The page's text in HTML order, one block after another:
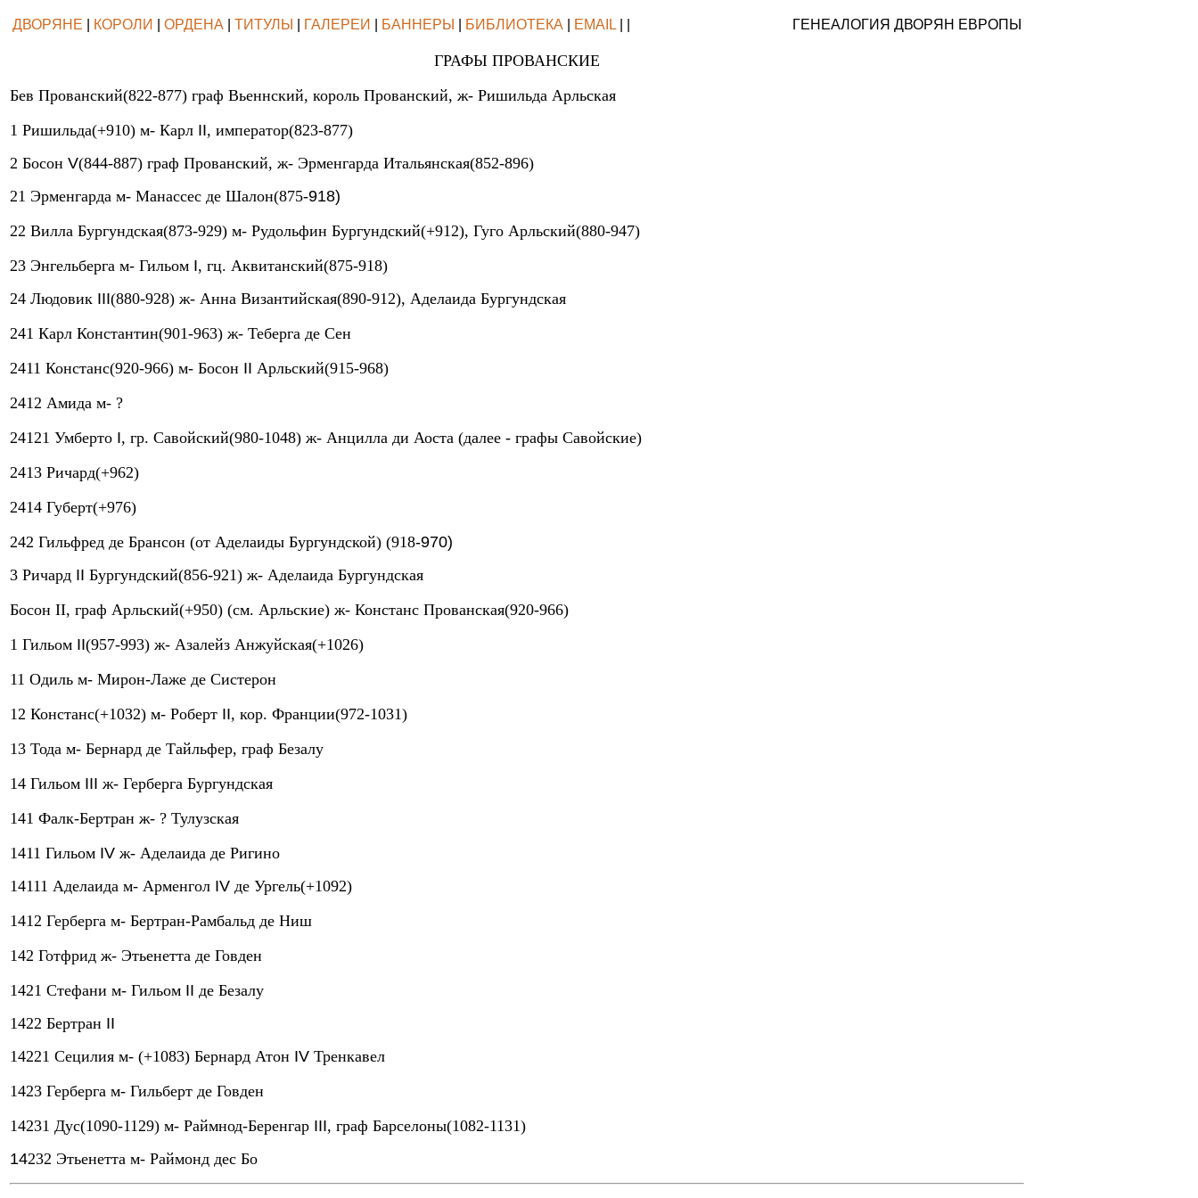
ДВОРЯНЕ КОРОЛИ ОРДЕНА ТИТУЛЫ ГАЛЕРЕИ БАННЕРЫ БИБЛИОТЕКА EMAIL ГЕНЕАЛОГИЯ ДВОРЯН ЕВРОПЫ
ГРАФЫ ПРОВАНСКИЕ
Бев Прованский(822-877) граф Вьеннский, король Прованский, ж- Ришильда Арльская
1 Ришильда(+910) м- Карл II, император(823-877)
2 Босон V(844-887) граф Прованский, ж- Эрменгарда Итальянская(852-896)
21 Эрменгарда м- Манассес де Шалон(875-918)
22 Вилла Бургундская(873-929) м- Рудольфин Бургундский(+912), Гуго Арльский(880-947)
23 Энгельберга м- Гильом I, гц. Аквитанский(875-918)
24 Людовик III(880-928) ж- Анна Византийская(890-912), Аделаида Бургундская
241 Карл Константин(901-963) ж- Теберга де Сен
2411 Констанс(920-966) м- Босон II Арльский(915-968)
2412 Амида м- ?
24121 Умберто I, гр. Савойский(980-1048) ж- Анцилла ди Аоста (далее - графы Савойские)
2413 Ричард(+962)
2414 Губерт(+976)
242 Гильфред де Брансон (от Аделаиды Бургундской) (918-970)
3 Ричард II Бургундский(856-921) ж- Аделаида Бургундская
Босон II, граф Арльский(+950) (см. Арльские) ж- Констанс Прованская(920-966)
1 Гильом II(957-993) ж- Азалейз Анжуйская(+1026)
11 Одиль м- Мирон-Лаже де Систерон
12 Констанс(+1032) м- Роберт II, кор. Франции(972-1031)
13 Тода м- Бернард де Тайльфер, граф Безалу
14 Гильом III ж- Герберга Бургундская
141 Фалк-Бертран ж- ? Тулузская
1411 Гильом IV ж- Аделаида де Ригино
14111 Аделаида м- Арменгол IV де Ургель(+1092)
1412 Герберга м- Бертран-Рамбальд де Ниш
142 Готфрид ж- Этьенетта де Говден
1421 Стефани м- Гильом II де Безалу
1422 Бертран II
14221 Сецилия м- (+1083) Бернард Атон IV Тренкавел
1423 Герберга м- Гильберт де Говден
14231 Дус(1090-1129) м- Раймнод-Беренгар III, граф Барселоны(1082-1131)
14232 Этьенетта м- Раймонд дес Бо